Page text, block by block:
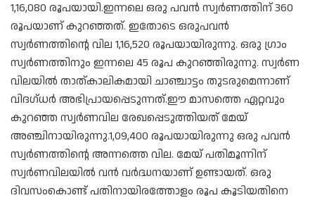
1,16,080 രൂപയായി.ഇന്നലെ ഒരു പവൻ സ്വർണത്തിന് 360
രൂപയാണ് കുറഞ്ഞത്. ഇതോടെ ഒരുപവൻ
സ്വർണത്തിന്റെ വില 1,16,520 രൂപയായിരുന്നു. ഒരു ഗ്രാം
സ്വർണത്തിനും ഇന്നലെ 45 രൂപ കുറഞ്ഞിരുന്നു. സ്വർണ
വിലയിൽ താത്കാലികമായി ചാഞ്ചാട്ടം തുടരുമെന്നാണ്
വിദഗ്ധർ അഭിപ്രായപ്പെടുന്നത്.ഈ മാസത്തെ ഏറ്റവും
കുറഞ്ഞ സ്വർണവില രേഖപ്പെടുത്തിയത് മേയ്
അഞ്ചിനായിരുന്നു.1,09,400 രൂപയായിരുന്നു ഒരു പവൻ
സ്വർണത്തിന്റെ അന്നത്തെ വില. മേയ് പതിമൂന്നിന്
സ്വർണവിലയിൽ വൻ വർദ്ധനയാണ് ഉണ്ടായത്. ഒരു
ദിവസംകൊണ്ട് പതിനായിരത്തോളം രൂപ കൂടിയതിനെ